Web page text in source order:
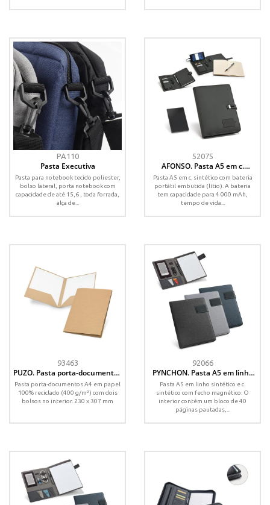
PA110
Pasta Executiva
Pasta para notebook tecido poliester,
bolso lateral, porta notebook com
capacidade de até 15,6 , toda forrada,
alça de...
52075
AFONSO. Pasta A5 em c.
sintético com bateria portátil
embutida (lítio) 4 000 mAh e
bloco com páginas pautadas
Pasta A5 em c. sintético com bateria
portátil embutida (lítio). A bateria
tem capacidade para 4 000 mAh,
tempo de vida...
93463
PUZO. Pasta porta-documentos
A4 em papel 100% reciclado
(400 g/m²)
Pasta porta-documentos A4 em papel
100% reciclado (400 g/m²) com dois
bolsos no interior. 230 x 307 mm
92066
PYNCHON. Pasta A5 em linho
sintético e c. sintético, com
bloco de 40 páginas pautadas
Pasta A5 em linho sintético e c.
sintético com fecho magnético. O
interior contém um bloco de 40
páginas pautadas,...